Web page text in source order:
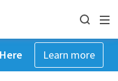
Learn more